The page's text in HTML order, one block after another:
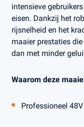
intensieve
eisen. Dankzij het
rijsnelheid en het
maaier prestaties
dan met minder
Waarom deze
Professioneel